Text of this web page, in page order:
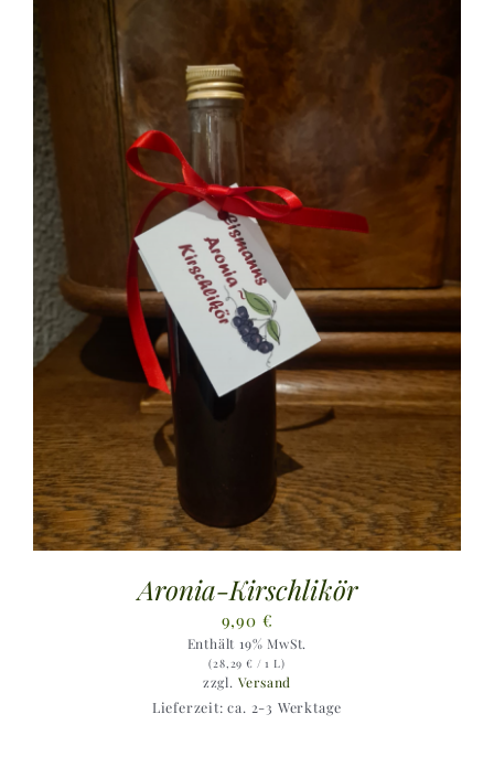
Aronia-Kirschlikör
9,90 €
Enthält 19% MwSt.
(28,29€ / 1 L)
zzgl. Versand
Lieferzeit: ca. 2-3 Werktage